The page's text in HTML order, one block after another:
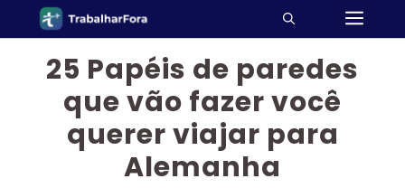
conteúdo25 Papéis de paredes
que vão fazer você
querer viajar para
Alemanha